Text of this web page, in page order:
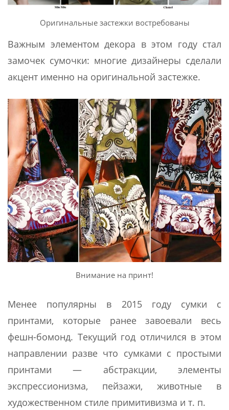
Оригинальные застежки востребованы
Важным элементом декора в этом году стал
замочек сумочки: многие дизайнеры сделали
акцент именно на оригинальной застежке.
Внимание на принт!
Менее популярны в 2015 году сумки с
принтами, которые ранее завоевали весь
фешн-бомонд. Текущий год отличился в этом
направлении разве что сумками с простыми
принтами — абстракции, элементы
экспрессионизма, пейзажи, животные в
художественном стиле примитивизма и т. п.